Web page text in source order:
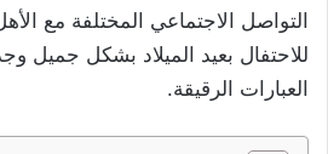
التواصل الاجتماعي المختلفة مع
للاحتفال بعيد الميلاد بشكل جميل
العبارات الرقيقة.